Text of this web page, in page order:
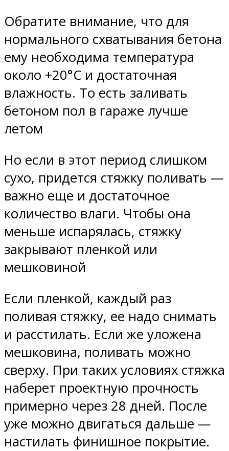
Обратите внимание, что для
нормального схватывания бетона
ему необходима температура
около +20°C и достаточная
влажность. То есть заливать
бетоном пол в гараже лучше
летом
Но если в этот период слишком
сухо, придется стяжку поливать —
важно еще и достаточное
количество влаги. Чтобы она
меньше испарялась, стяжку
закрывают пленкой или
мешковиной
Если пленкой, каждый раз
поливая стяжку, ее надо снимать
и расстилать. Если же уложена
мешковина, поливать можно
сверху. При таких условиях стяжка
наберет проектную прочность
примерно через 28 дней. После
уже можно двигаться дальше —
настилать финишное покрытие.